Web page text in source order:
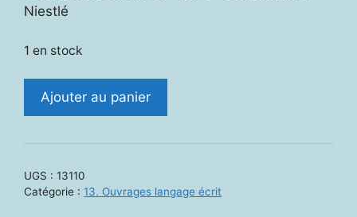
Niestlé
1 en stock
images.
Ajouter au panier
UGS : 13110
Catégorie : 13. Ouvrages langage écrit